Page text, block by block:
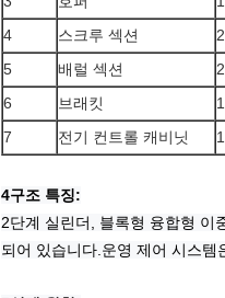
4
스크루 섹션 2
5
배럴 섹션 2
6
브래킷 1
7
전기 컨트롤 캐비닛 1
4구조 특징:
2단계 실린더, 블록형 융합형 이
되어 있습니다. 운영 제어 시스템